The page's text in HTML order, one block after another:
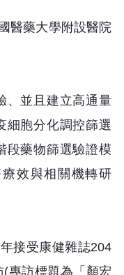
、並且建立高通量
細胞分化調控篩選
段藥物篩選驗證模
效與相關機轉研
接受康健雜誌204
專訪標題為「顏宏